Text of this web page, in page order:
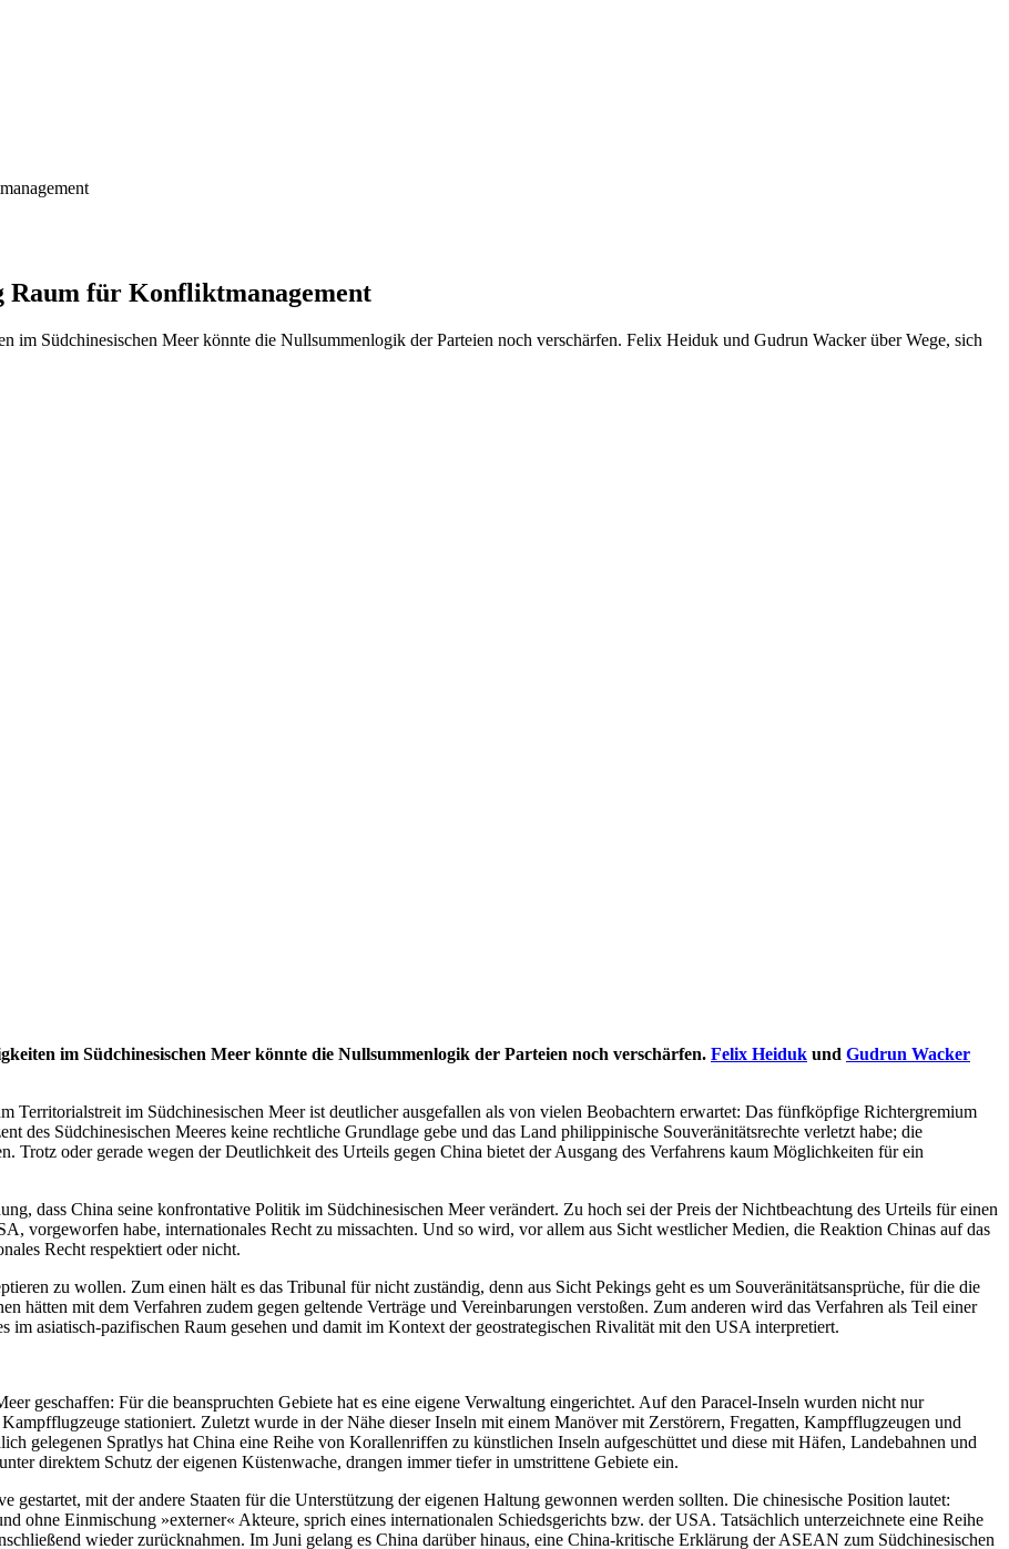
Raum für Konfliktmanagement
im Südchinesischen Meer könnte die Nullsummenlogik der Parteien noch verschärfen. Felix Heiduk und Gudrun Wacker über Wege, sich
im Südchinesischen Meer könnte die Nullsummenlogik der Parteien noch verschärfen. Felix Heiduk und Gudrun Wacker
Territorialstreit im Südchinesischen Meer ist deutlicher ausgefallen als von vielen Beobachtern erwartet: Das fünfköpfige Richtergremium
des Südchinesischen Meeres keine rechtliche Grundlage gebe und das Land philippinische Souveränitätsrechte verletzt habe; die
Trotz oder gerade wegen der Deutlichkeit des Urteils gegen China bietet der Ausgang des Verfahrens kaum Möglichkeiten für ein
dass China seine konfrontative Politik im Südchinesischen Meer verändert. Zu hoch sei der Preis der Nichtbeachtung des Urteils für einen
vorgeworfen habe, internationales Recht zu missachten. Und so wird, vor allem aus Sicht westlicher Medien, die Reaktion Chinas auf das
Recht respektiert oder nicht.
zu wollen. Zum einen hält es das Tribunal für nicht zuständig, denn aus Sicht Pekings geht es um Souveränitätsansprüche, für die die
hätten mit dem Verfahren zudem gegen geltende Verträge und Vereinbarungen verstoßen. Zum anderen wird das Verfahren als Teil einer
im asiatisch-pazifischen Raum gesehen und damit im Kontext der geostrategischen Rivalität mit den USA interpretiert.
geschaffen: Für die beanspruchten Gebiete hat es eine eigene Verwaltung eingerichtet. Auf den Paracel-Inseln wurden nicht nur
stationiert. Zuletzt wurde in der Nähe dieser Inseln mit einem Manöver mit Zerstörern, Fregatten, Kampfflugzeugen und
gelegenen Spratlys hat China eine Reihe von Korallenriffen zu künstlichen Inseln aufgeschüttet und diese mit Häfen, Landebahnen und
direktem Schutz der eigenen Küstenwache, drangen immer tiefer in umstrittene Gebiete ein.
gestartet, mit der andere Staaten für die Unterstützung der eigenen Haltung gewonnen werden sollten. Die chinesische Position lautet:
ohne Einmischung »externer« Akteure, sprich eines internationalen Schiedsgerichts bzw. der USA. Tatsächlich unterzeichnete eine Reihe
wieder zurücknahmen. Im Juni gelang es China darüber hinaus, eine China-kritische Erklärung der ASEAN zum Südchinesischen